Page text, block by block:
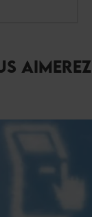
AIMEREZ